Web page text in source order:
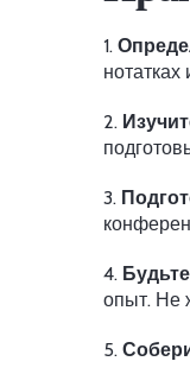
1.
2.
3.
4.
опыт. Не
5.